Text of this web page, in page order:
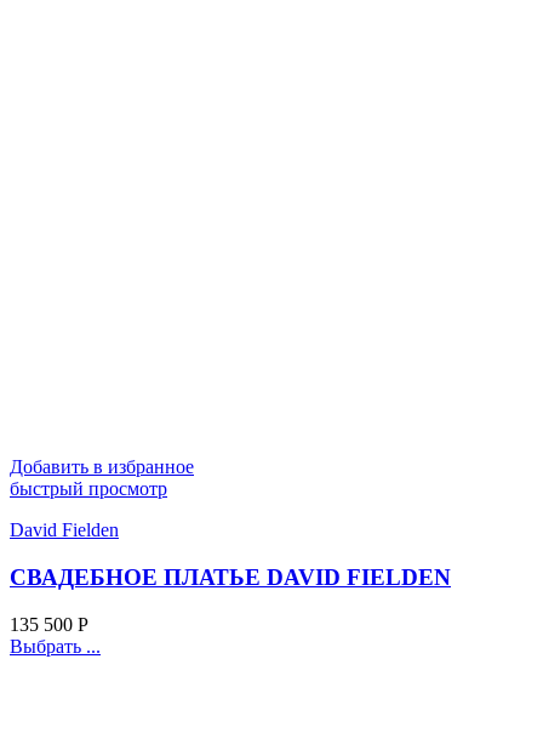
Добавить в избранное
быстрый просмотр
David Fielden
СВАДЕБНОЕ ПЛАТЬЕ DAVID FIELDEN
135 500 Р
Выбрать ...